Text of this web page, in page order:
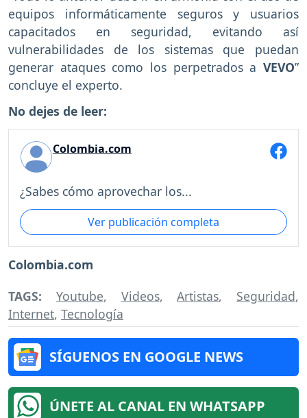
equipos informáticamente seguros y usuarios
capacitados en seguridad, evitando así
vulnerabilidades de los sistemas que puedan
generar ataques como los perpetrados a VEVO”
concluye el experto.
No dejes de leer:
Colombia.com
¿Sabes cómo aprovechar los...
Ver publicación completa
Colombia.com
TAGS: Youtube, Videos,Artistas, Seguridad,
Internet, Tecnología
SÍGUENOS EN GOOGLE NEWS
ÚNETE AL CANAL EN WHATSAPP